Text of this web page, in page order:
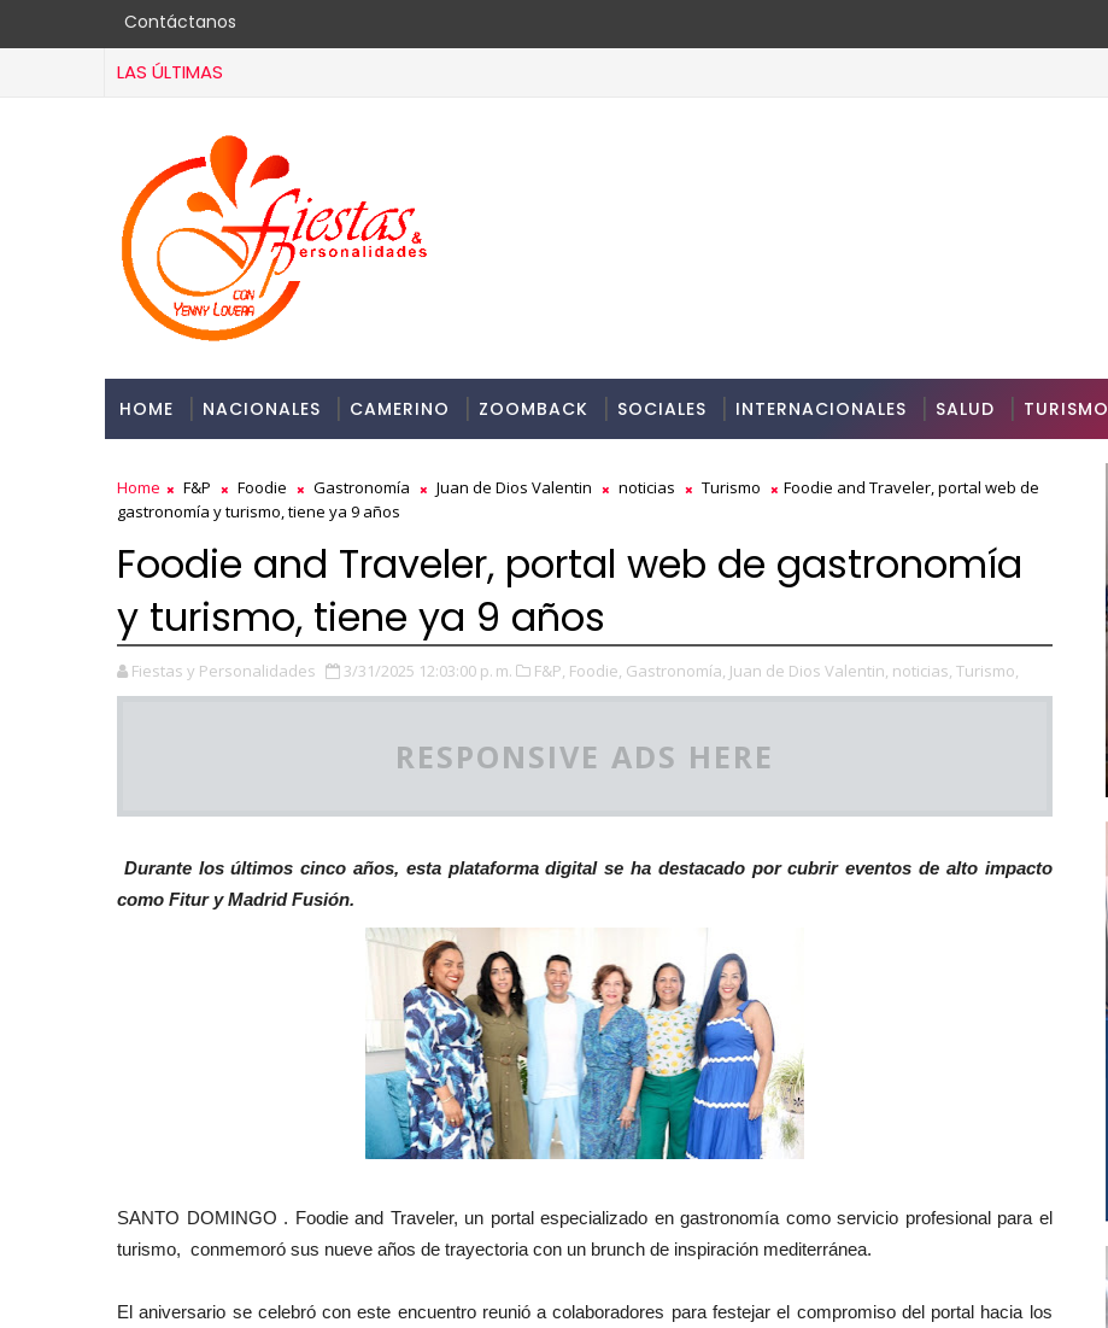
Contáctanos
LAS ÚLTIMAS
HOME NACIONALES CAMERINO ZOOMBACK SOCIALES INTERNACIONALES SALUD TURISMO
Home F&P Foodie Gastronomía Juan de Dios Valentin noticias Turismo
Foodie and Traveler, portal web de
gastronomía y turismo, tiene ya 9 años
Foodie and Traveler, portal web de gastronomía
y turismo, tiene ya 9 años
Fiestas y Personalidades 3/31/2025 12:03:00 p. m. F&P, Foodie, Gastronomía, Juan de Dios Valentin, noticias, Turismo,
RESPONSIVE ADS HERE
Durante los últimos cinco años, esta plataforma digital se ha destacado por cubrir eventos de alto impacto
como Fitur y Madrid Fusión.
SANTO DOMINGO . Foodie and Traveler, un portal especializado en gastronomía como servicio profesional para el
turismo, conmemoró sus nueve años de trayectoria con un brunch de inspiración mediterránea.
El aniversario se celebró con este encuentro reunió a colaboradores para festejar el compromiso del portal hacia los